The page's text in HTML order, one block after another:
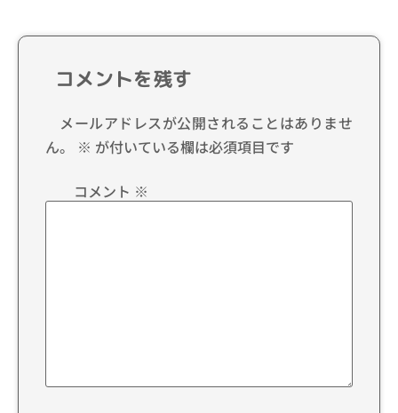
コメントを残す
メールアドレスが公開されることはありませ
ん。
※ が付いている欄は必須項目です
コメント ※